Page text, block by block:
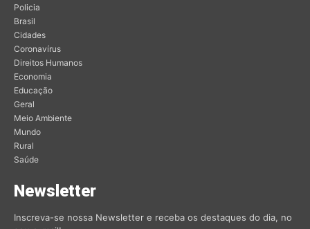
Policia
Brasil
Cidades
Coronavírus
Direitos Humanos
Economia
Educação
Geral
Meio Ambiente
Mundo
Rural
Saúde
Newsletter
Inscreva-se nossa Newsletter e receba os destaques do dia, no